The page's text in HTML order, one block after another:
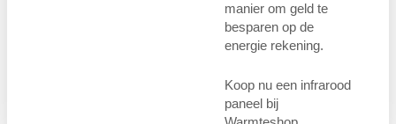
manier om geld te
besparen op de
energie rekening.
Koop nu een infrarood
paneel bij